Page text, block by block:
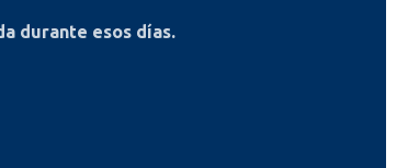
durante esos días.